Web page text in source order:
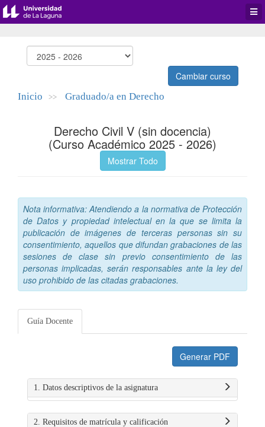
Cambiar curso
Inicio >> Graduado/a en Derecho
Derecho Civil V (sin docencia)
(Curso Académico 2025 - 2026)
Mostrar Todo
Nota informativa: Atendiendo a la normativa de Protección
de Datos y propiedad intelectual en la que se limita la
publicación de imágenes de terceras personas sin su
consentimiento, aquellos que difundan grabaciones de las
sesiones de clase sin previo consentimiento de las
personas implicadas, serán responsables ante la ley del
uso prohibido de las citadas grabaciones.
Guía Docente
Generar PDF
1. Datos descriptivos de la asignatura
2. Requisitos de matrícula y calificación